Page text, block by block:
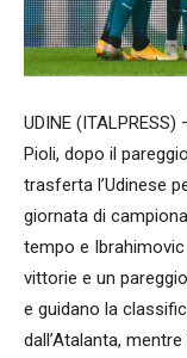
UDINE
Pioli, dopo il
trasferta l’Udinese
giornata di
tempo e
vittorie e un
e guidano la
dall’Atalanta,